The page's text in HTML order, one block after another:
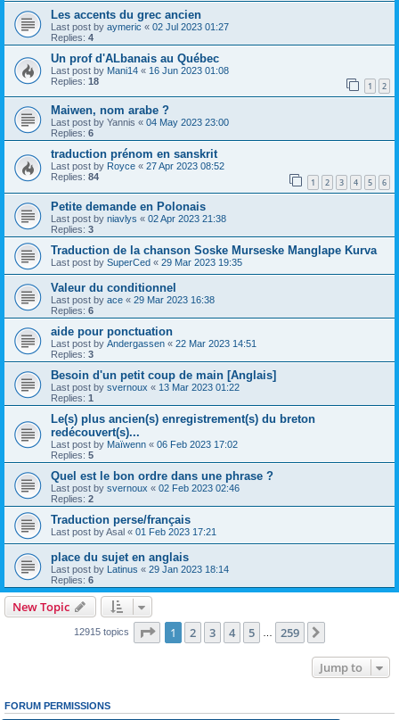
Les accents du grec ancien
Last post by aymeric « 02 Jul 2023 01:27
Replies: 4
Un prof d'ALbanais au Québec
Last post by Mani14 « 16 Jun 2023 01:08
Replies: 18 1 2
Maiwen, nom arabe ?
Last post by Yannis « 04 May 2023 23:00
Replies: 6
traduction prénom en sanskrit
Last post by Royce « 27 Apr 2023 08:52
Replies: 84 1 2 3 4 5 6
Petite demande en Polonais
Last post by niavlys « 02 Apr 2023 21:38
Replies: 3
Traduction de la chanson Soske Murseske Manglape Kurva
Last post by SuperCed « 29 Mar 2023 19:35
Valeur du conditionnel
Last post by ace « 29 Mar 2023 16:38
Replies: 6
aide pour ponctuation
Last post by Andergassen « 22 Mar 2023 14:51
Replies: 3
Besoin d'un petit coup de main [Anglais]
Last post by svernoux « 13 Mar 2023 01:22
Replies: 1
Le(s) plus ancien(s) enregistrement(s) du breton
redécouvert(s)...
Last post by Maïwenn « 06 Feb 2023 17:02
Replies: 5
Quel est le bon ordre dans une phrase ?
Last post by svernoux « 02 Feb 2023 02:46
Replies: 2
Traduction perse/français
Last post byAsal « 01 Feb 2023 17:21
place du sujet en anglais
Last post by Latinus « 29 Jan 2023 18:14
Replies: 6
New Topic
12915 topics Page 1of 259
1 2 3 4 5 259
Jump to
FORUM PERMISSIONS